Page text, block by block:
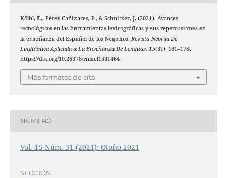
Kölbl, E., Pérez Cañizares, P., & Schnitzer, J. (2021). Avances
tecnológicos en las herramientas lexicográficas y sus repercusiones en
la enseñanza del Español de los Negocios. Revista Nebrija De
Lingüística Aplicada a La Enseñanza De Lenguas, 15(31), 161–178.
https://doi.org/10.26378/rnlael1531464
Más formatos de cita
NÚMERO
Vol. 15 Núm. 31 (2021): Otoño 2021
SECCIÓN